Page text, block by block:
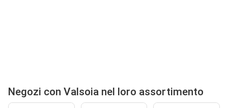
Negozi con Valsoia nel loro assortimento